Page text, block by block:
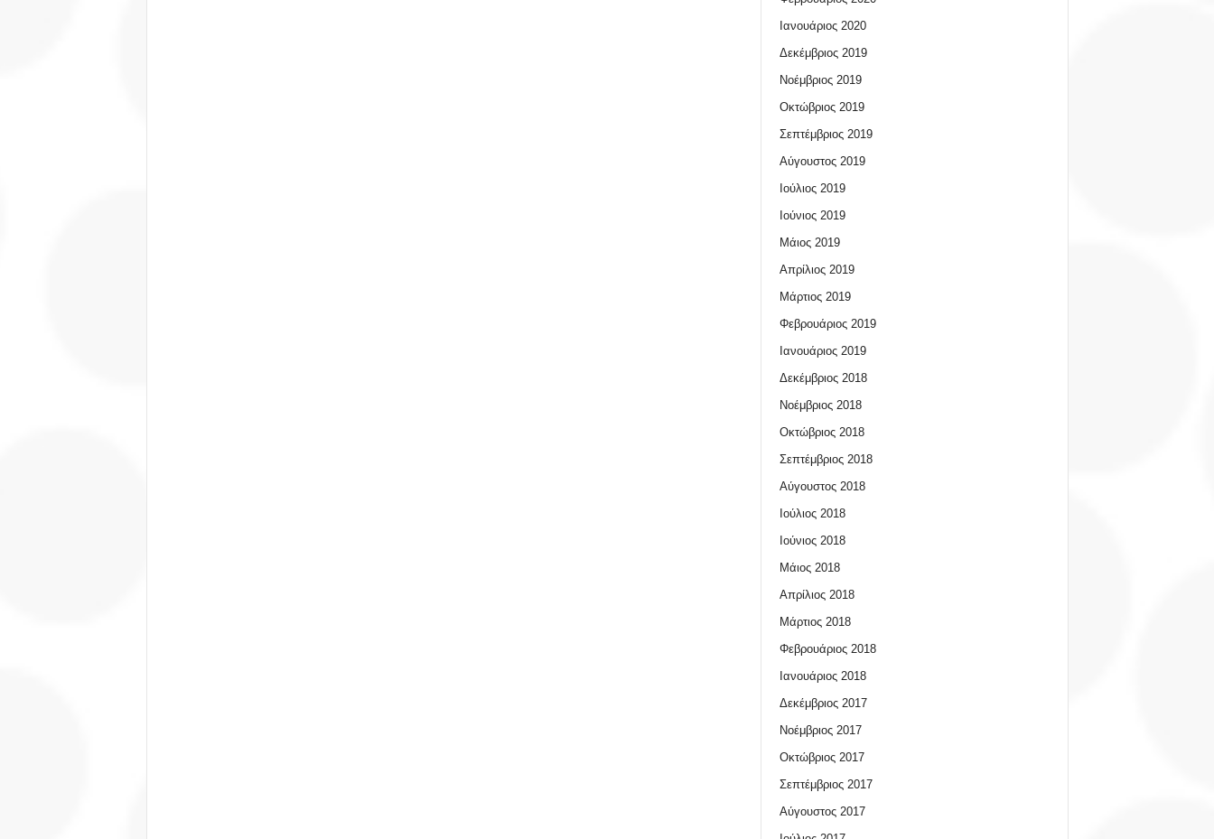
Ιανουάριος 2020
Δεκέμβριος 2019
Νοέμβριος 2019
Οκτώβριος 2019
Σεπτέμβριος 2019
Αύγουστος 2019
Ιούλιος 2019
Ιούνιος 2019
Μάιος 2019
Απρίλιος 2019
Μάρτιος 2019
Φεβρουάριος 2019
Ιανουάριος 2019
Δεκέμβριος 2018
Νοέμβριος 2018
Οκτώβριος 2018
Σεπτέμβριος 2018
Αύγουστος 2018
Ιούλιος 2018
Ιούνιος 2018
Μάιος 2018
Απρίλιος 2018
Μάρτιος 2018
Φεβρουάριος 2018
Ιανουάριος 2018
Δεκέμβριος 2017
Νοέμβριος 2017
Οκτώβριος 2017
Σεπτέμβριος 2017
Αύγουστος 2017